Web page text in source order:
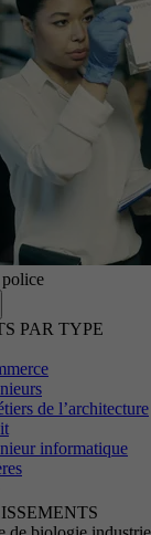
police
PAR TYPE
de l’architecture
informatique